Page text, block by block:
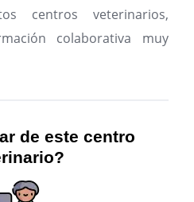
centros veterinarios,
colaborativa muy
de este centro